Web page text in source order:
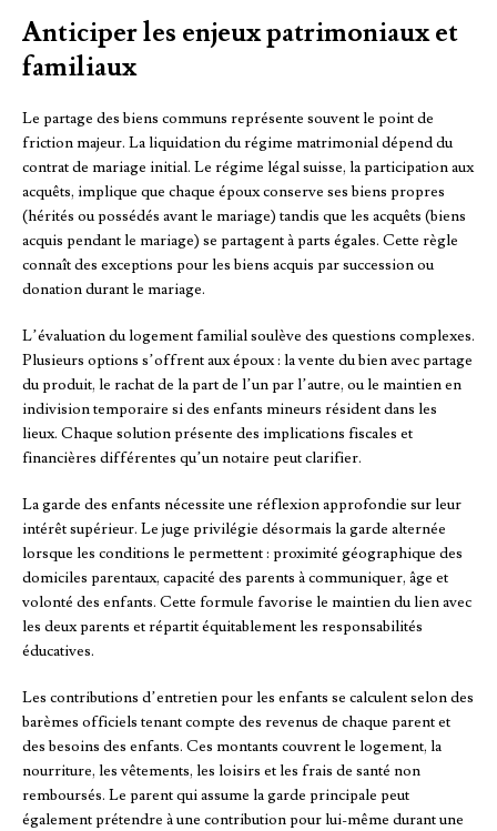
Anticiper les enjeux patrimoniaux et
familiaux
Le partage des biens communs représente souvent le point de
friction majeur. La liquidation du régime matrimonial dépend du
contrat de mariage initial. Le régime légal suisse, la participation aux
acquêts, implique que chaque époux conserve ses biens propres
(hérités ou possédés avant le mariage) tandis que les acquêts (biens
acquis pendant le mariage) se partagent à parts égales. Cette règle
connaît des exceptions pour les biens acquis par succession ou
donation durant le mariage.
L’évaluation du logement familial soulève des questions complexes.
Plusieurs options s’offrent aux époux : la vente du bien avec partage
du produit, le rachat de la part de l’un par l’autre, ou le maintien en
indivision temporaire si des enfants mineurs résident dans les
lieux. Chaque solution présente des implications fiscales et
financières différentes qu’un notaire peut clarifier.
La garde des enfants nécessite une réflexion approfondie sur leur
intérêt supérieur. Le juge privilégie désormais la garde alternée
lorsque les conditions le permettent : proximité géographique des
domiciles parentaux, capacité des parents à communiquer, âge et
volonté des enfants. Cette formule favorise le maintien du lien avec
les deux parents et répartit équitablement les responsabilités
éducatives.
Les contributions d’entretien pour les enfants se calculent selon des
barèmes officiels tenant compte des revenus de chaque parent et
des besoins des enfants. Ces montants couvrent le logement, la
nourriture, les vêtements, les loisirs et les frais de santé non
remboursés. Le parent qui assume la garde principale peut
également prétendre à une contribution pour lui-même durant une